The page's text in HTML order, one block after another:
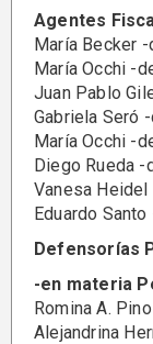
Agentes
María Becker
María Occhi -
Juan Pablo
Gabriela Seró
María Occhi -
Diego Rueda -
Vanesa
Eduardo
Defensorías
-en materia
Romina A.
Alejandrina